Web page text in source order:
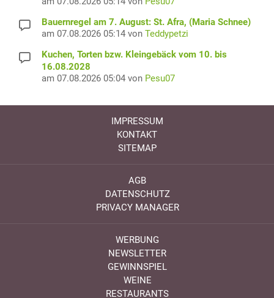
Bauernregel am 7. August: St. Afra, (Maria Schnee)
am 07.08.2026 05:14 von Teddypetzi
Kuchen, Torten bzw. Kleingebäck vom 10. bis
16.08.2028
am 07.08.2026 05:04 von Pesu07
IMPRESSUM
KONTAKT
SITEMAP
AGB
DATENSCHUTZ
PRIVACY MANAGER
WERBUNG
NEWSLETTER
GEWINNSPIEL
WEINE
RESTAURANTS